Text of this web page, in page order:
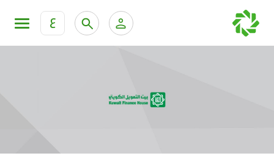
ع
KFH Online Corporate Banking Services